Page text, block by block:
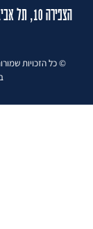
הצפירה 10, תל אביב
© כל הזכויות